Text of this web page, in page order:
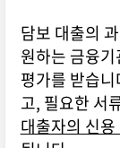
담보 대출의
원하는 금융
평가를 받습
고, 필요한 서
대출자의 신